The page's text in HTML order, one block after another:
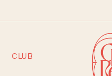
CLUB